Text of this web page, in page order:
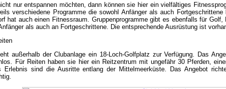
nur entspannen möchten, dann können sie hier ein vielfältiges
verschiedene Programme die sowohl Anfänger als auch
hat auch einen Fitnessraum. Gruppenprogramme gibt es ebenfalls für
als auch an Fortgeschrittene. Die entsprechende Ausrüstung ist
außerhalb der Clubanlage ein 18-Loch-Golfplatz zur Verfügung. Das
Für Reiten haben sie hier ein Reitzentrum mit ungefähr 30 Pferden,
Erlebnis sind die Ausritte entlang der Mittelmeerküste. Das Angebot